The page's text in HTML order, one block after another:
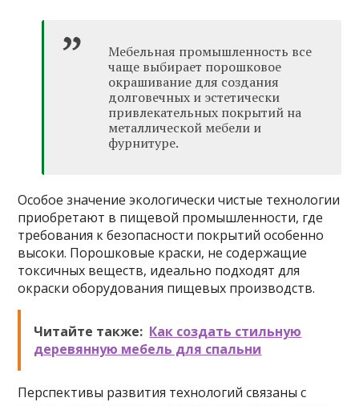
Мебельная промышленность все
чаще выбирает порошковое
окрашивание для создания
долговечных и эстетически
привлекательных покрытий на
металлической мебели и
фурнитуре.
Особое значение экологически чистые технологии
приобретают в пищевой промышленности, где
требования к безопасности покрытий особенно
высоки. Порошковые краски, не содержащие
токсичных веществ, идеально подходят для
окраски оборудования пищевых производств.
Читайте также: Как создать стильную
деревянную мебель для спальни
Перспективы развития технологий связаны с